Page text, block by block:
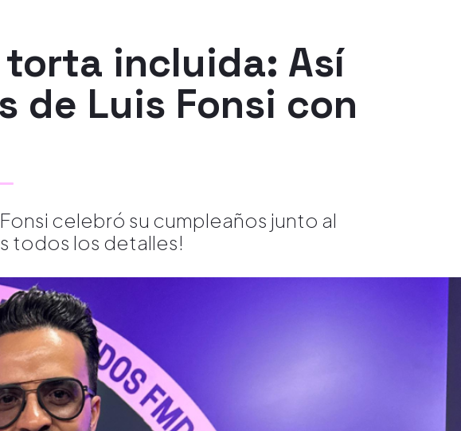
incluida: Así
de Luis Fonsi con
celebró su cumpleaños junto al
todos los detalles!